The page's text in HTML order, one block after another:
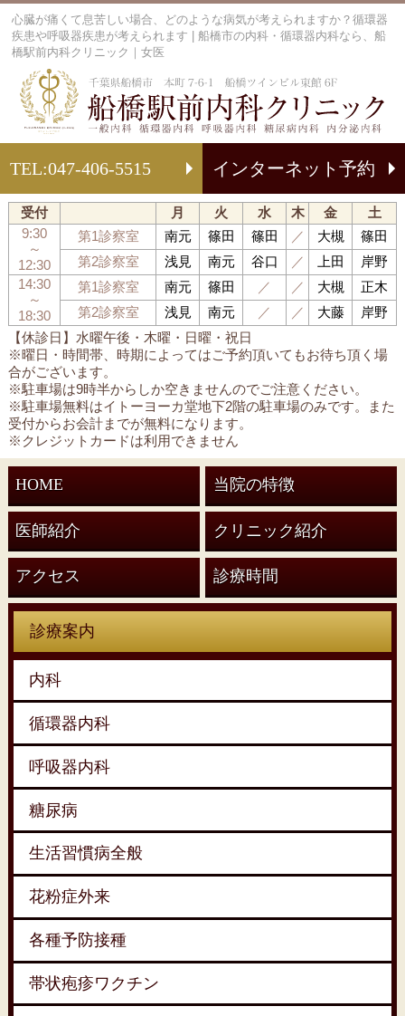
心臓が痛くて息苦しい場合、どのような病気が考えられますか？循環器
疾患や呼吸器疾患が考えられます | 船橋市の内科・循環器内科なら、船
橋駅前内科クリニック｜女医
TEL:047-406-5515 インターネット予約
【休診日】水曜午後・木曜・日曜・祝日
※曜日・時間帯、時期によってはご予約頂いてもお待ち頂く場
合がございます。
※駐車場は9時半からしか空きませんのでご注意ください。
※駐車場無料はイトーヨーカ堂地下2階の駐車場のみです。また
受付からお会計までが無料になります。
※クレジットカードは利用できません
受付 月 火 水 木 金
土
9:30
～
12:30
第1診察室 南元 篠田 篠田 ／ 大槻
篠田
第2診察室
浅見 南元 谷口 ／ 上田
岸野
14:30
～
18:30
第1診察室 南元 篠田 ／ ／ 大槻
正木
第2診察室
浅見 南元 ／ ／ 大藤 岸野
HOME 当院の特徴
医師紹介 クリニック紹介
アクセス 診療時間
診療案内
内科
循環器内科
呼吸器内科
糖尿病
生活習慣病全般
花粉症外来
各種予防接種
帯状疱疹ワクチン